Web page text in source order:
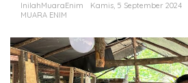
InilahMuaraEnim
Kamis, 5 September 2024
MUARA ENIM